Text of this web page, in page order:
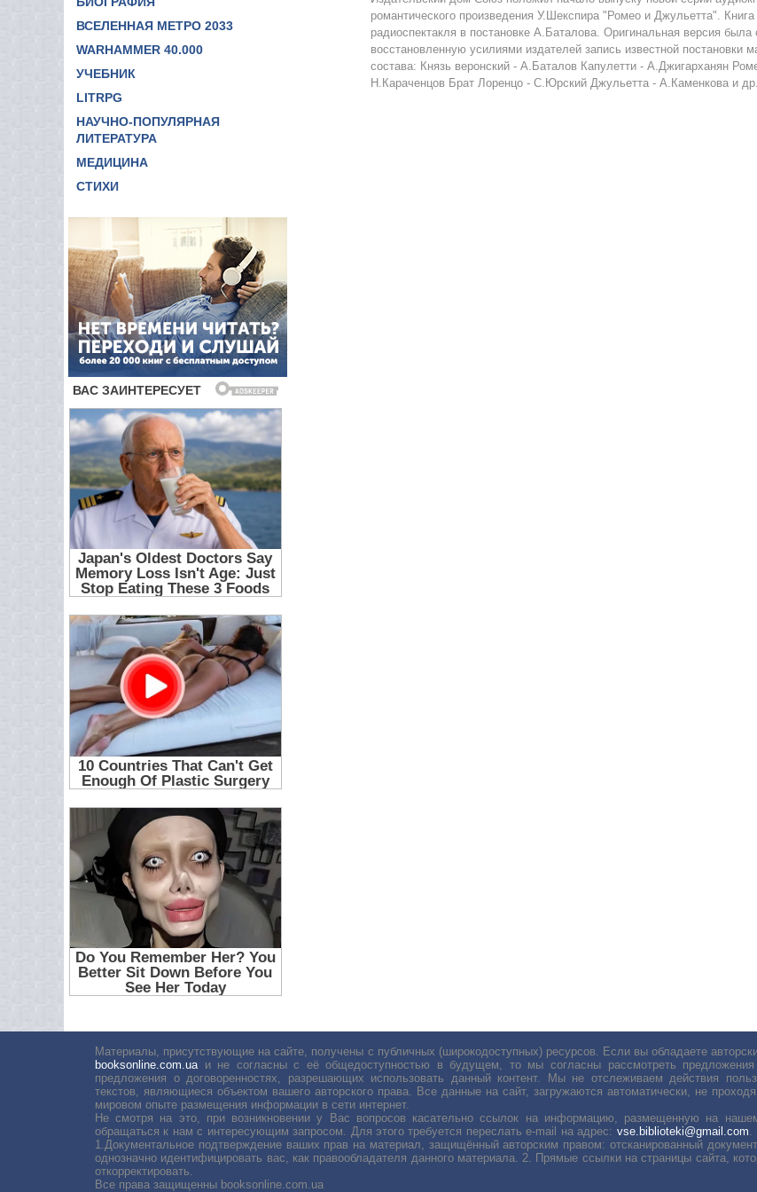
ВСЕЛЕННАЯ МЕТРО 2033
WARHAMMER 40.000
УЧЕБНИК
LITRPG
НАУЧНО-ПОПУЛЯРНАЯ
ЛИТЕРАТУРА
МЕДИЦИНА
СТИХИ
романтического произведения У.Шекспира "Ромео и Джульетта".
радиоспектакля в постановке А.Баталова. Оригинальная версия
восстановленную усилиями издателей запись известной постановки
состава: Князь веронский - А.Баталов Капулетти - А.Джигарханян
Н.Караченцов Брат Лоренцо - С.Юрский Джульетта - А.Каменкова и
Материалы, присутствующие на сайте, получены с публичных (широкодоступных) ресурсов. Если вы обладаете
booksonline.com.uaи не согласны с её общедоступностью в будущем, то мы согласны рассмотреть предложения
предложения о договоренностях, разрешающих использовать данный контент. Мы не отслеживаем действия
текстов, являющиеся объектом вашего авторского права. Все данные на сайт, загружаются автоматически, не
мировом опыте размещения информации в сети интернет.
Не смотря на это, при возникновении у Вас вопросов касательно ссылок на информацию, размещенную на
обращаться к нам с интересующим запросом. Для этого требуется переслать е-mail на адрес: vse.biblioteki@gmail.com.
1.Документальное подтверждение ваших прав на материал, защищённый авторским правом: отсканированный
однозначно идентифицировать вас, как правообладателя данного материала. 2. Прямые ссылки на страницы сайта,
откорректировать.
Все права защищенны booksonline.com.ua